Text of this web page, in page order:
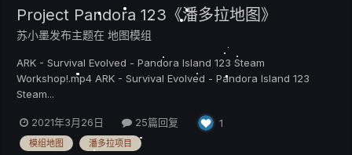
Project Pandora 123《潘多拉地图》
苏小墨发布主题在 地图模组
ARK - Survival Evolved - Pandora Island 123 Steam
Workshop!.mp4 ARK - Survival Evolved - Pandora Island 123
Steam...
2021年3月26日 25篇回复 1
模组地图 潘多拉项目